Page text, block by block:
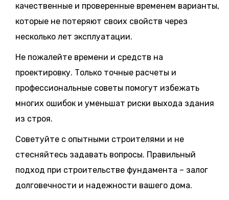
качественные и проверенные временем варианты,
которые не потеряют своих свойств через
несколько лет эксплуатации.
Не пожалейте времени и средств на
проектировку. Только точные расчеты и
профессиональные советы помогут избежать
многих ошибок и уменьшат риски выхода здания
из строя.
Советуйте с опытными строителями и не
стесняйтесь задавать вопросы. Правильный
подход при строительстве фундамента – залог
долговечности и надежности вашего дома.